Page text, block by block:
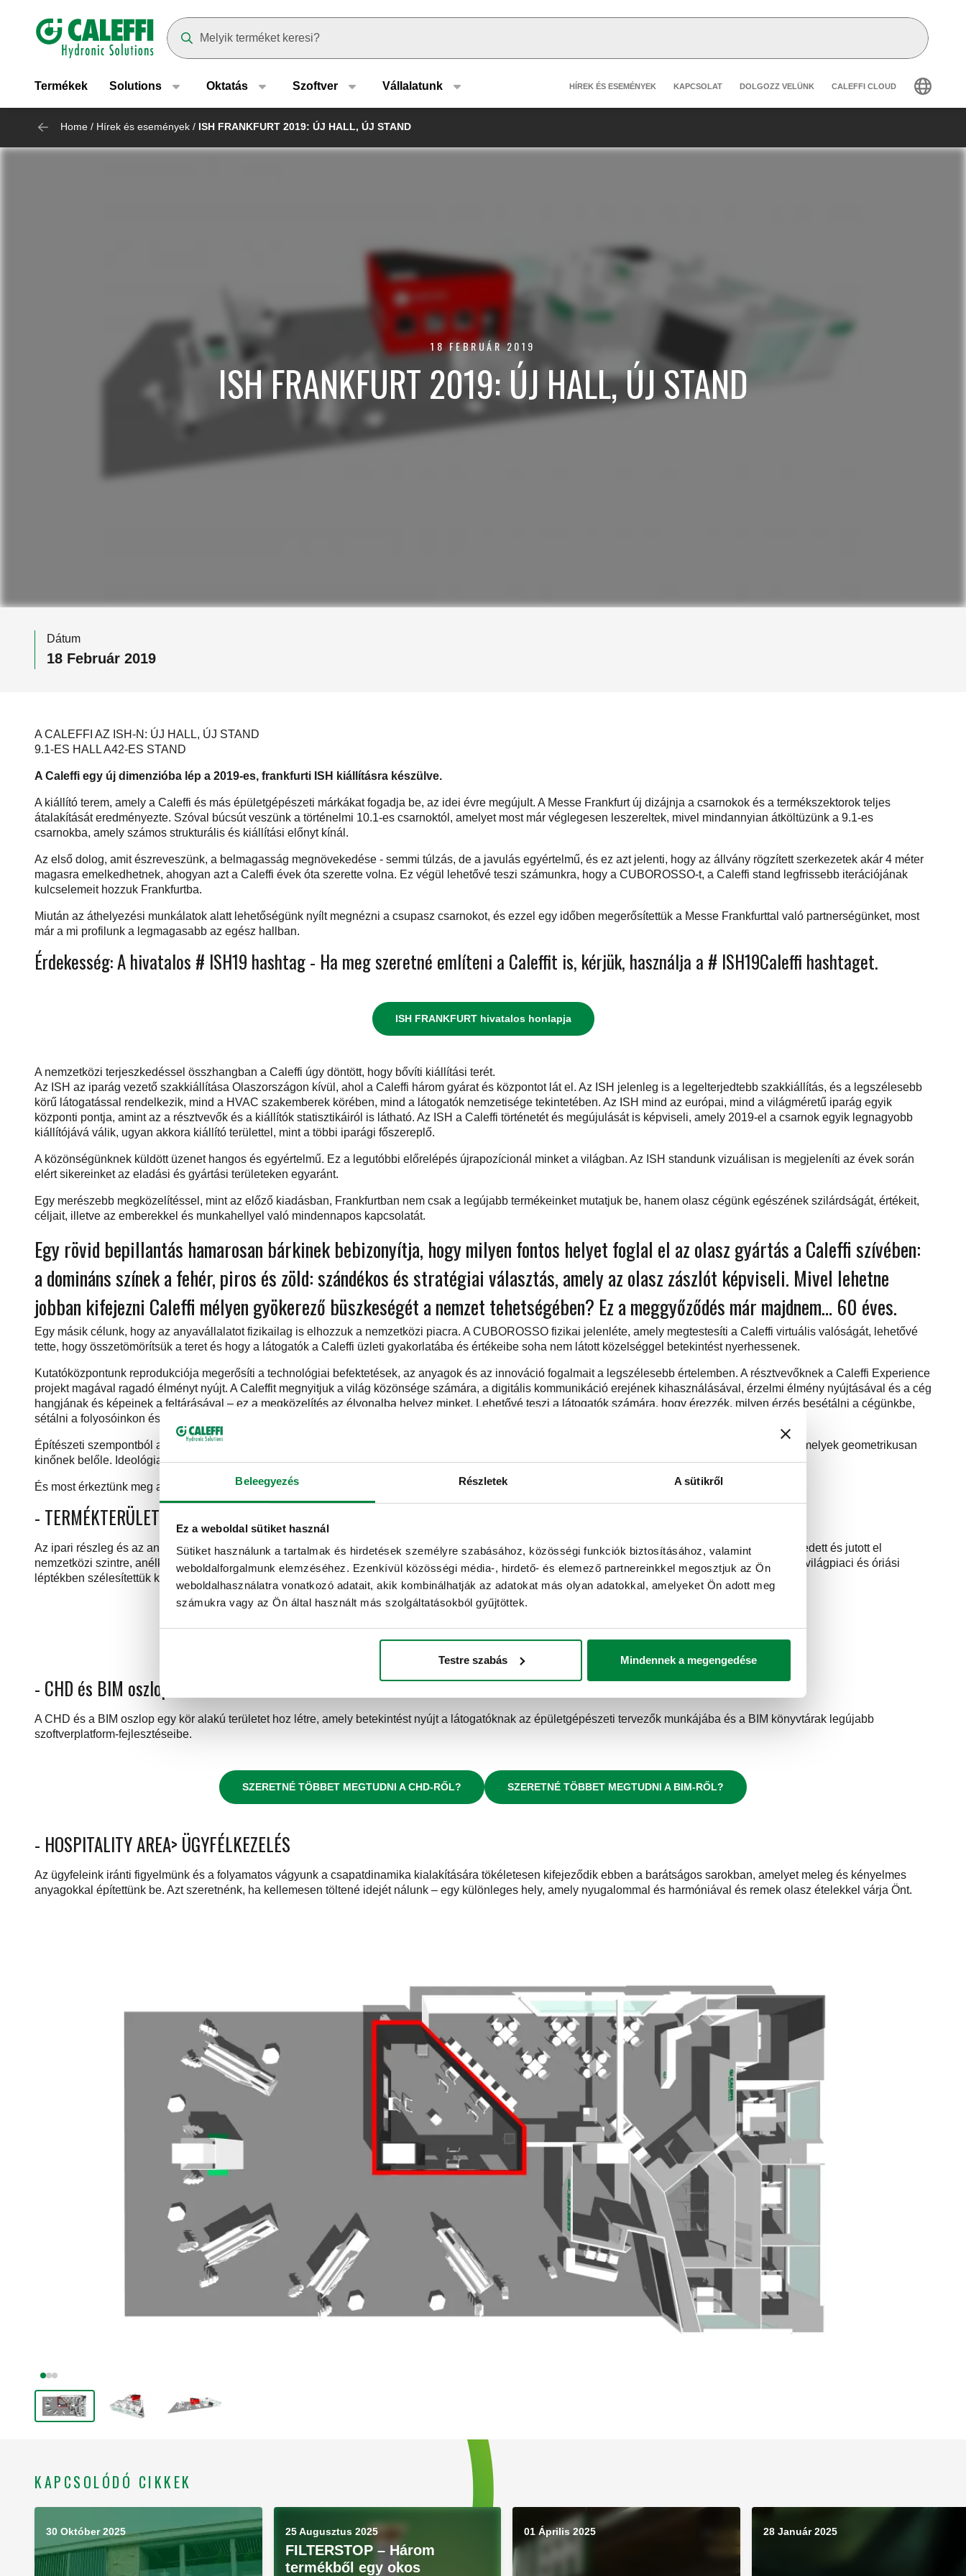
Beleegyezés Részletek A sütikről
Ez a weboldal sütiket használ
Sütiket használunk a tartalmak és hirdetések személyre szabásához, közösségi funkciók biztosításához, valamint
weboldalforgalmunk elemzéséhez. Ezenkívül közösségi média-, hirdető- és elemező partnereinkkel megosztjuk az Ön
weboldalhasználatra vonatkozó adatait, akik kombinálhatják az adatokat más olyan adatokkal, amelyeket Ön adott meg
számukra vagy az Ön által használt más szolgáltatásokból gyűjtöttek.
Testre szabás Mindennek a megengedése
Header main navigation
Termékek Solutions Oktatás Szoftver Vállalatunk Header secondary navigation
HÍREK ÉS ESEMÉNYEK KAPCSOLAT DOLGOZZ VELÜNK CALEFFI CLOUD
Home / Hírek és események / ISH FRANKFURT 2019: ÚJ HALL, ÚJ STAND
18 FEBRUÁR 2019
ISH FRANKFURT 2019: ÚJ HALL, ÚJ STAND
Dátum
18 Február 2019
A CALEFFI AZ ISH-N: ÚJ HALL, ÚJ STAND
9.1-ES HALL A42-ES STAND
A Caleffi egy új dimenzióba lép a 2019-es, frankfurti ISH kiállításra készülve.
A kiállító terem, amely a Caleffi és más épületgépészeti márkákat fogadja be, az idei évre megújult. A Messe Frankfurt új dizájnja a csarnokok és a termékszektorok teljes
átalakítását eredményezte. Szóval búcsút veszünk a történelmi 10.1-es csarnoktól, amelyet most már véglegesen leszereltek, mivel mindannyian átköltüzünk a 9.1-es
csarnokba, amely számos strukturális és kiállítási előnyt kínál.
Az első dolog, amit észreveszünk, a belmagasság megnövekedése - semmi túlzás, de a javulás egyértelmű, és ez azt jelenti, hogy az állvány rögzített szerkezetek akár 4 méter
magasra emelkedhetnek, ahogyan azt a Caleffi évek óta szerette volna. Ez végül lehetővé teszi számunkra, hogy a CUBOROSSO-t, a Caleffi stand legfrissebb iterációjának
kulcselemeit hozzuk Frankfurtba.
Miután az áthelyezési munkálatok alatt lehetőségünk nyílt megnézni a csupasz csarnokot, és ezzel egy időben megerősítettük a Messe Frankfurttal való partnerségünket, most
már a mi profilunk a legmagasabb az egész hallban.
Érdekesség: A hivatalos # ISH19 hashtag - Ha meg szeretné említeni a Caleffit is, kérjük, használja a # ISH19Caleffi hashtaget.
ISH FRANKFURT hivatalos honlapja
A nemzetközi terjeszkedéssel összhangban a Caleffi úgy döntött, hogy bővíti kiállítási terét.
Az ISH az iparág vezető szakkiállítása Olaszországon kívül, ahol a Caleffi három gyárat és központot lát el. Az ISH jelenleg is a legelterjedtebb szakkiállítás, és a legszélesebb
körű látogatással rendelkezik, mind a HVAC szakemberek körében, mind a látogatók nemzetisége tekintetében. Az ISH mind az európai, mind a világméretű iparág egyik
központi pontja, amint az a résztvevők és a kiállítók statisztikáiról is látható. Az ISH a Caleffi történetét és megújulását is képviseli, amely 2019-el a csarnok egyik legnagyobb
kiállítójává válik, ugyan akkora kiállító területtel, mint a többi iparági főszereplő.
A közönségünknek küldött üzenet hangos és egyértelmű. Ez a legutóbbi előrelépés újrapozícionál minket a világban. Az ISH standunk vizuálisan is megjeleníti az évek során
elért sikereinket az eladási és gyártási területeken egyaránt.
Egy merészebb megközelítéssel, mint az előző kiadásban, Frankfurtban nem csak a legújabb termékeinket mutatjuk be, hanem olasz cégünk egészének szilárdságát, értékeit,
céljait, illetve az emberekkel és munkahellyel való mindennapos kapcsolatát.
Egy rövid bepillantás hamarosan bárkinek bebizonyítja, hogy milyen fontos helyet foglal el az olasz gyártás a Caleffi szívében:
a domináns színek a fehér, piros és zöld: szándékos és stratégiai választás, amely az olasz zászlót képviseli. Mivel lehetne
jobban kifejezni Caleffi mélyen gyökerező büszkeségét a nemzet tehetségében? Ez a meggyőződés már majdnem… 60 éves.
Egy másik célunk, hogy az anyavállalatot fizikailag is elhozzuk a nemzetközi piacra. A CUBOROSSO fizikai jelenléte, amely megtestesíti a Caleffi virtuális valóságát, lehetővé
tette, hogy összetömörítsük a teret és hogy a látogatók a Caleffi üzleti gyakorlatába és értékeibe soha nem látott közelséggel betekintést nyerhessenek.
Kutatóközpontunk reprodukciója megerősíti a technológiai befektetések, az anyagok és az innováció fogalmait a legszélesebb értelemben. A résztvevőknek a Caleffi Experience
projekt magával ragadó élményt nyújt. A Caleffit megnyitjuk a világ közönsége számára, a digitális kommunikáció erejének kihasználásával, érzelmi élmény nyújtásával és a cég
hangjának és képeinek a feltárásával – ez a megközelítés az élvonalba helyez minket. Lehetővé teszi a látogatók számára, hogy érezzék, milyen érzés besétálni a cégünkbe,
sétálni a folyosóinkon és felfedezni a vállalati élet központját egy abszolút magával ragadó, 360 ° -os 3D virtuális valóság élmény révén.
Építészeti szempontból a CUBOROSSO egy feltűnő mérföldkő és a teljes stand magja, amely kerékagyként helyezkedik el a többi egységhez képest, amelyek geometrikusan
kinőnek belőle. Ideológiai szempontból ez az elem képviseli a Caleffit, a strukturális és érzelmi erejének segítségével.
És most érkeztünk meg az állvány három fő részéhez, amelyek mindegyike határozott építészeti és szimbolikus jelentést közvetít:
- TERMÉKTERÜLET > C + TERMELÉS
Az ipari részleg és az anyagtechnológia tisztán bemutatja, mennyire közel állunk az olasz mérnöki szektorhoz – egy olyan terület, amely gyorsan növekedett és jutott el
nemzetközi szintre, anélkül, hogy a hagyományos gyökereket és a belülről jövő eleganciát meghazudtolta volna. A gyártási elvek nem változtak, viszont világpiaci és óriási
léptékben szélesítettük ki az fűtési és egyéb épületgépészeti alkatrész ajánlatunkat egy folyamatosan fejlődő piac kielégítésére.
LETÖLTÖTTE MÁR A CALEFFI TERMÉKKATALÓGUSÁT?
- CHD és BIM oszlop> CÉLKÖZÖNSÉG: DIZÁJNEREK
A CHD és a BIM oszlop egy kör alakú területet hoz létre, amely betekintést nyújt a látogatóknak az épületgépészeti tervezők munkájába és a BIM könyvtárak legújabb
szoftverplatform-fejlesztéseibe.
SZERETNÉ TÖBBET MEGTUDNI A CHD-RŐL? SZERETNÉ TÖBBET MEGTUDNI A BIM-RŐL?
- HOSPITALITY AREA> ÜGYFÉLKEZELÉS
Az ügyfeleink iránti figyelmünk és a folyamatos vágyunk a csapatdinamika kialakítására tökéletesen kifejeződik ebben a barátságos sarokban, amelyet meleg és kényelmes
anyagokkal építettünk be. Azt szeretnénk, ha kellemesen töltené idejét nálunk – egy különleges hely, amely nyugalommal és harmóniával és remek olasz ételekkel várja Önt.
KAPCSOLÓDÓ CIKKEK
30 Október 2025 25 Augusztus 2025
FILTERSTOP – Három
termékből egy okos
01 Április 2025 28 Január 2025